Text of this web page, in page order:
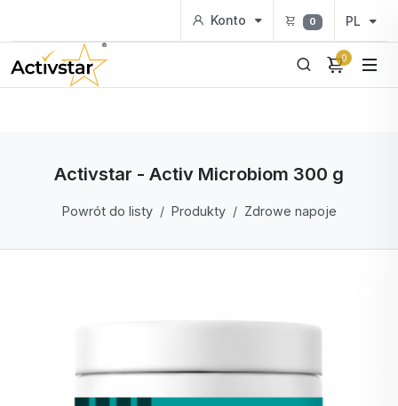
Konto 0 PL
0
Activstar - Activ Microbiom 300 g
Powrót do listy Produkty Zdrowe napoje